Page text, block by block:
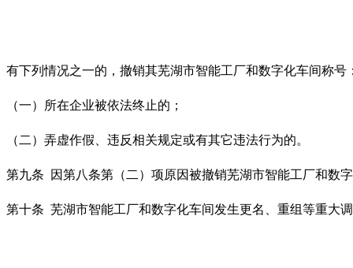
有下列情况之一的，撤销其芜湖市智能工厂和数字化车间称号
（一）所在企业被依法终止的；
（二）弄虚作假、违反相关规定或有其它违法行为的。
第九条 因第八条第（二）项原因被撤销芜湖市智能工厂和数
第十条 芜湖市智能工厂和数字化车间发生更名、重组等重大